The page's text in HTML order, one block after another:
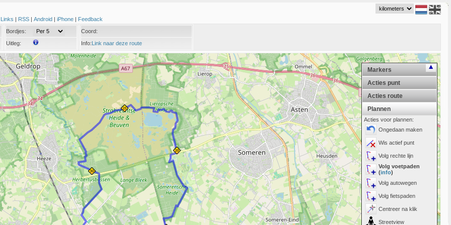
Links | RSS | Android | iPhone | Feedback
Bordjes:
Uitleg:
Coord:
Info:Link naar deze route
Markers
Acties punt
Acties route
Plannen
Acties voor plannen:
Ongedaan maken
Wis actief punt
Volg rechte lijn
Volg voetpaden
(info)
Volg autowegen
Volg fietspaden
Centreer na klik
Streetview